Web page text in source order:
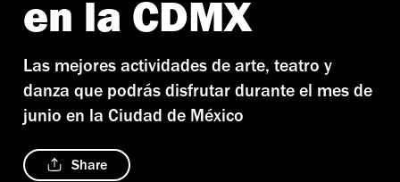
en la CDMX
Las mejores actividades de arte, teatro y
danza que podrás disfrutar durante el mes de
junio en la Ciudad de México
Share